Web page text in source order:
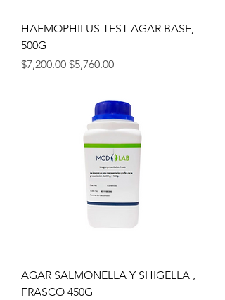
HAEMOPHILUS TEST AGAR BASE,
500G
Precio
$7,200.00 Precio de oferta
$5,760.00
AGAR SALMONELLA Y SHIGELLA ,
FRASCO 450G